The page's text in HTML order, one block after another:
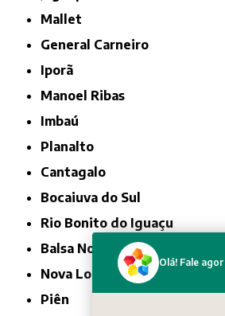
Mallet
General Carneiro
Iporã
Manoel Ribas
Imbaú
Planalto
Cantagalo
Bocaiuva do Sul
Rio Bonito do Iguaçu
Balsa Nova
Nova Londrina
Piên
Olá! Fale